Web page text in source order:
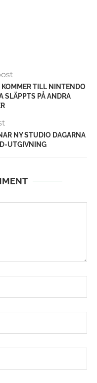
TILL NINTENDO
SLÄPPTS PÅ ANDRA
NY STUDIO DAGARNA
UTGIVNING